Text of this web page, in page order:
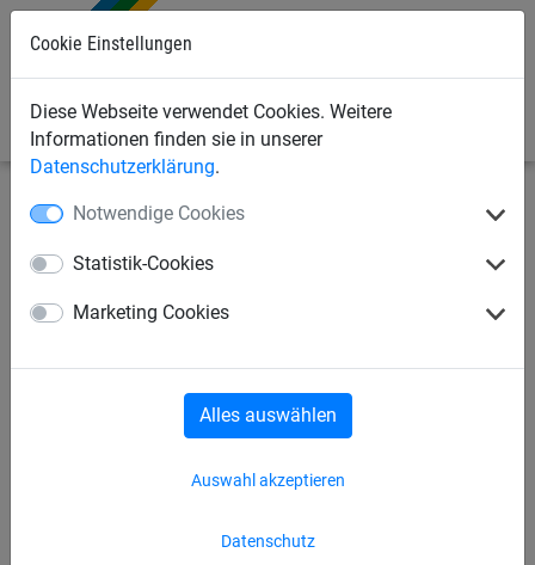
Cookie Einstellungen
Diese Webseite verwendet Cookies. Weitere
Informationen finden sie in unserer
Datenschutzerklärung.
Notwendige Cookies
Statistik-Cookies
Marketing Cookies
Datenschutz
Auswahl akzeptieren
Alles auswählen
Bauschutznetze
Personenauffangnetze
Verzurrgurt 1teilig, Zugkraft:
3000 daN